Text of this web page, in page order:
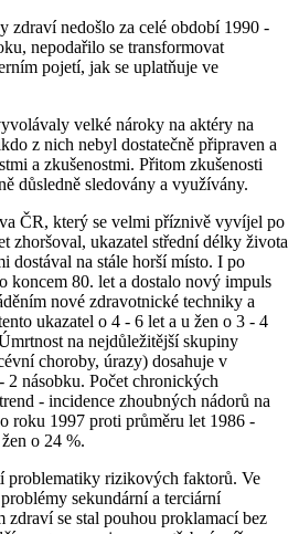
zdraví nedošlo za celé období 1990 -
nepodařilo se transformovat
pojetí, jak se uplatňuje ve
velké nároky na aktéry na
z nich nebyl dostatečně připraven a
a zkušenostmi. Přitom zkušenosti
důsledně sledovány a využívány.
ČR, který se velmi příznivě vyvíjel po
zhoršoval, ukazatel střední délky života
dostával na stále horší místo. I po
koncem 80. let a dostalo nový impuls
nové zdravotnické techniky a
ukazatel o 4 - 6 let a u žen o 3 - 4
na nejdůležitější skupiny
choroby, úrazy) dosahuje v
2 násobku. Počet chronických
- incidence zhoubných nádorů na
roku 1997 proti průměru let 1986 -
o 24 %.
problematiky rizikových faktorů. Ve
sekundární a terciární
zdraví se stal pouhou proklamací bez